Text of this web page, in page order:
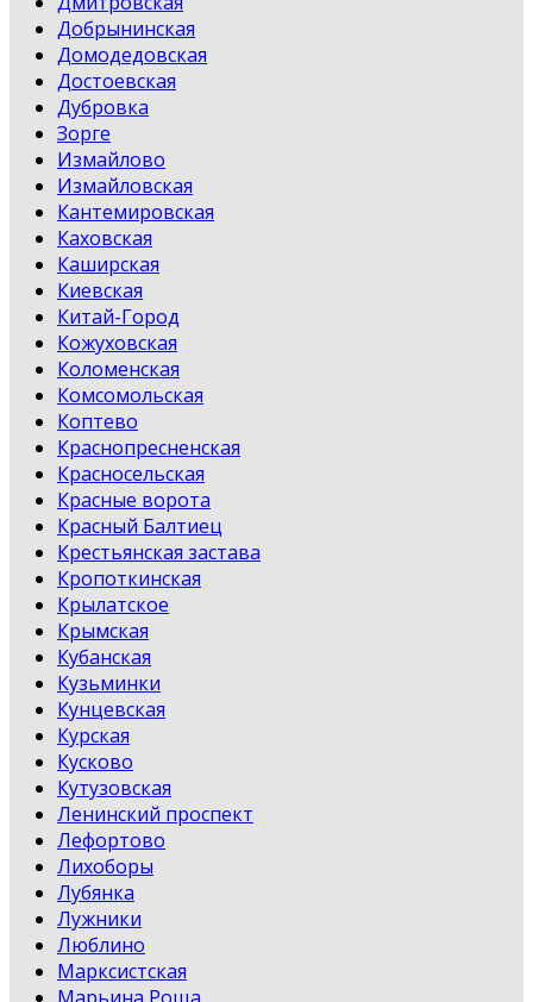
Добрынинская
Домодедовская
Достоевская
Дубровка
Зорге
Измайлово
Измайловская
Кантемировская
Каховская
Каширская
Киевская
Китай-Город
Кожуховская
Коломенская
Комсомольская
Коптево
Краснопресненская
Красносельская
Красные ворота
Красный Балтиец
Крестьянская застава
Кропоткинская
Крылатское
Крымская
Кубанская
Кузьминки
Кунцевская
Курская
Кусково
Кутузовская
Ленинский проспект
Лефортово
Лихоборы
Лубянка
Лужники
Люблино
Марксистская